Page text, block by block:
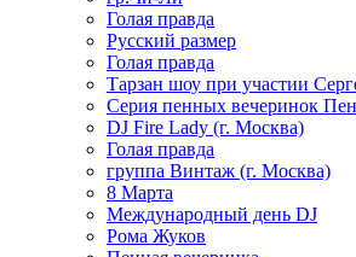
Голая правда
Русский размер
Голая правда
Тарзан шоу при участии
Серия пенных вечеринок
DJ Fire Lady (г. Москва)
Голая правда
группа Винтаж (г. Москва)
8 Марта
Международный день DJ
Рома Жуков